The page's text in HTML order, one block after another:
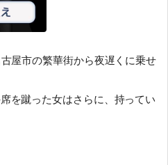
屋市の繁華街から夜遅くに乗せ
を蹴った女はさらに、持ってい